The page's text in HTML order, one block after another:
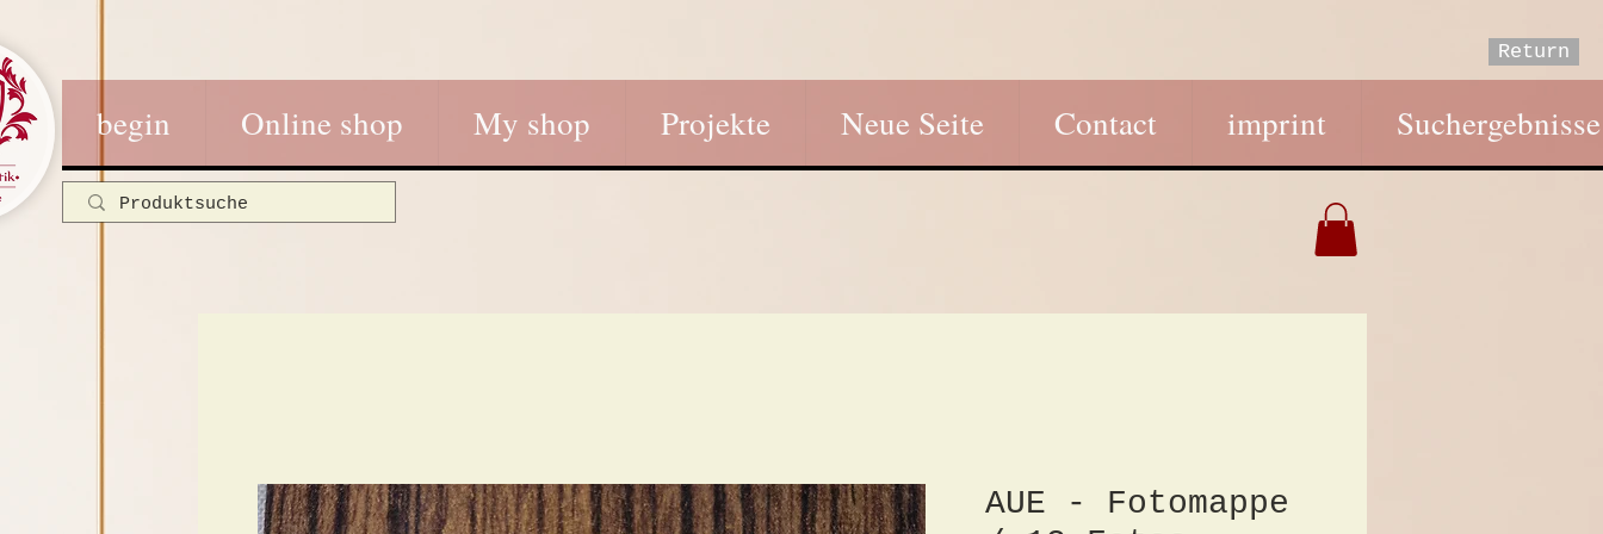
Return
begin Online shop My shop Projekte Neue Seite Contact imprint Suchergebnisse
AUE - Fotomappe